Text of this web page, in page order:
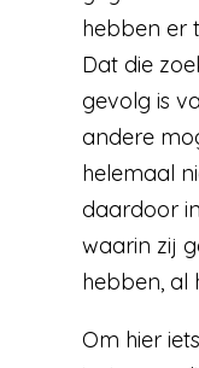
hebben er
Dat die
gevolg is
andere
helemaal
daardoor
waarin zij
hebben, al
Om hier